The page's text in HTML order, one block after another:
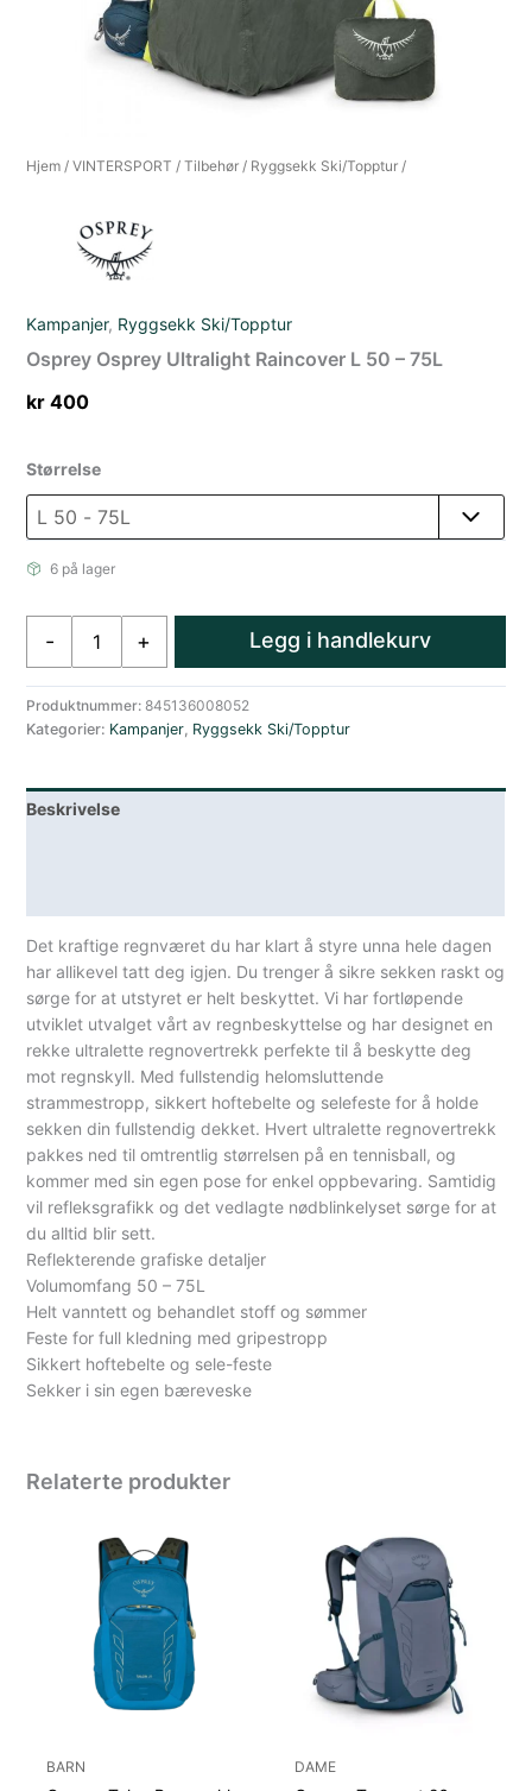
Hjem /VINTERSPORT /Tilbehør / Ryggsekk Ski/Topptur /
Kampanjer, Ryggsekk Ski/Topptur
Osprey Osprey Ultralight Raincover L 50 – 75L
kr 400
Størrelse
6 på lager
-
Raincover
L
-
75L
+ Legg i handlekurv
Produktnummer:845136008052
Kategorier: Kampanjer, Ryggsekk Ski/Topptur
Beskrivelse
Det kraftige regnværet du har klart å styre unna hele dagen
har allikevel tatt deg igjen. Du trenger å sikre sekken raskt og
sørge for at utstyret er helt beskyttet. Vi har fortløpende
utviklet utvalget vårt av regnbeskyttelse og har designet en
rekke ultralette regnovertrekk perfekte til å beskytte deg
mot regnskyll. Med fullstendig helomsluttende
strammestropp, sikkert hoftebelte og selefeste for å holde
sekken din fullstendig dekket. Hvert ultralette regnovertrekk
pakkes ned til omtrentlig størrelsen på en tennisball, og
kommer med sin egen pose for enkel oppbevaring. Samtidig
vil refleksgrafikk og det vedlagte nødblinkelyset sørge for at
du alltid blir sett.
Reflekterende grafiske detaljer
Volumomfang 50 – 75L
Helt vanntett og behandlet stoff og sømmer
Feste for full kledning med gripestropp
Sikkert hoftebelte og sele-feste
Sekker i sin egen bæreveske
Relaterte produkter
BARN DAME